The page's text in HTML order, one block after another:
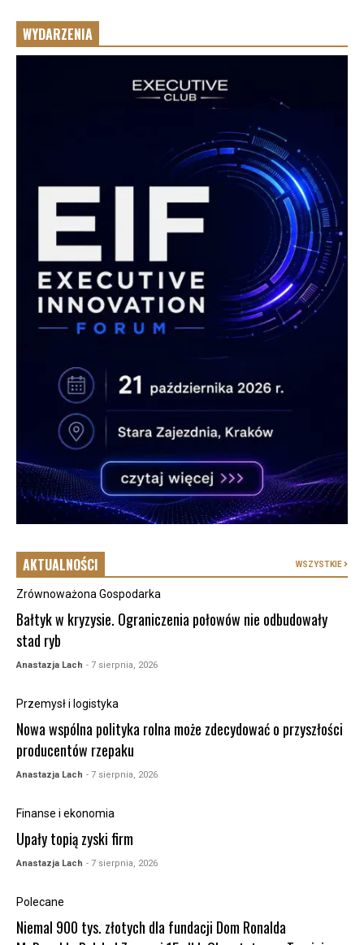
WYDARZENIA
AKTUALNOŚCI WSZYSTKIE
Zrównoważona Gospodarka
Bałtyk w kryzysie. Ograniczenia połowów nie odbudowały
stad ryb
Anastazja Lach - 7 sierpnia, 2026
Przemysł i logistyka
Nowa wspólna polityka rolna może zdecydować o przyszłości
producentów rzepaku
Anastazja Lach - 7 sierpnia, 2026
Finanse i ekonomia
Upały topią zyski firm
Anastazja Lach - 7 sierpnia, 2026
Polecane
Niemal 900 tys. złotych dla fundacji Dom Ronalda